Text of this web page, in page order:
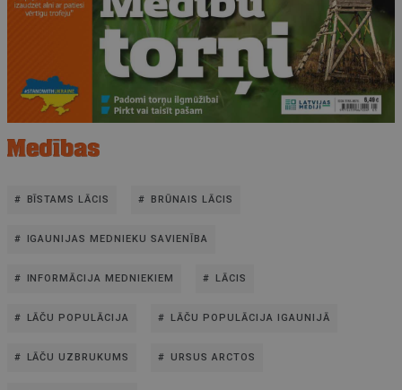
BĪSTAMS LĀCIS BRŪNAIS LĀCIS
IGAUNIJAS MEDNIEKU SAVIENĪBA
INFORMĀCIJA MEDNIEKIEM LĀCIS
LĀČU POPULĀCIJA LĀČU POPULĀCIJA IGAUNIJĀ
LĀČU UZBRUKUMS URSUS ARCTOS